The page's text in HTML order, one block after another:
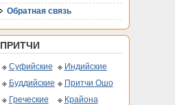
Обратная связь
ПРИТЧИ
Суфийские
Индийские
Буддийские
Притчи Ошо
Греческие
Крайона